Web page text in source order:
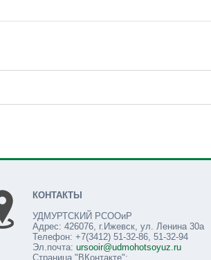
КОНТАКТЫ
УДМУРТСКИЙ РСООиР
Адрес: 426076, г.Ижевск, ул. Ленина 30а
Телефон: +7(3412) 51-32-86, 51-32-94
Эл.почта: ursooir@udmohotsoyuz.ru
Страница "ВКонтакте":